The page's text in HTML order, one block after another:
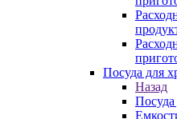
Посуда для
Назад
Посуда